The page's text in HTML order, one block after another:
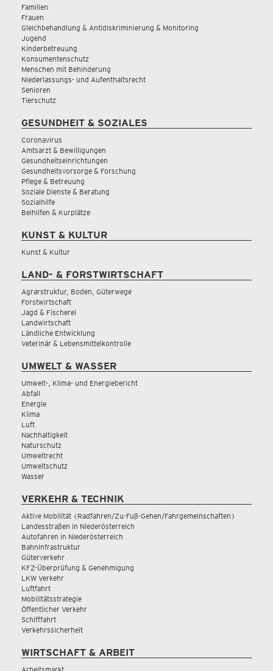
Familien
Frauen
Gleichbehandlung & Antidiskriminierung & Monitoring
Jugend
Kinderbetreuung
Konsumentenschutz
Menschen mit Behinderung
Niederlassungs- und Aufenthaltsrecht
Senioren
Tierschutz
GESUNDHEIT & SOZIALES
Coronavirus
Amtsarzt & Bewilligungen
Gesundheitseinrichtungen
Gesundheitsvorsorge & Forschung
Pflege & Betreuung
Soziale Dienste & Beratung
Sozialhilfe
Beihilfen & Kurplätze
KUNST & KULTUR
Kunst & Kultur
LAND- & FORSTWIRTSCHAFT
Agrarstruktur, Boden, Güterwege
Forstwirtschaft
Jagd & Fischerei
Landwirtschaft
Ländliche Entwicklung
Veterinär & Lebensmittelkontrolle
UMWELT & WASSER
Umwelt-, Klima- und Energiebericht
Abfall
Energie
Klima
Luft
Nachhaltigkeit
Naturschutz
Umweltrecht
Umweltschutz
Wasser
VERKEHR & TECHNIK
Aktive Mobilität (Radfahren/Zu-Fuß-Gehen/Fahrgemeinschaften)
Landesstraßen in Niederösterreich
Autofahren in Niederösterreich
Bahninfrastruktur
Güterverkehr
KFZ-Überprüfung & Genehmigung
LKW Verkehr
Luftfahrt
Mobilitätsstrategie
Öffentlicher Verkehr
Schifffahrt
Verkehrssicherheit
WIRTSCHAFT & ARBEIT